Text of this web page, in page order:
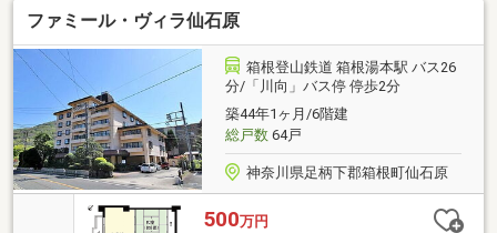
ファミール・ヴィラ仙石原
箱根登山鉄道 箱根湯本駅 バス26
分/「川向」バス停 停歩2分
築44年1ヶ月/6階建
総戸数64戸
神奈川県足柄下郡箱根町仙石原
500万円